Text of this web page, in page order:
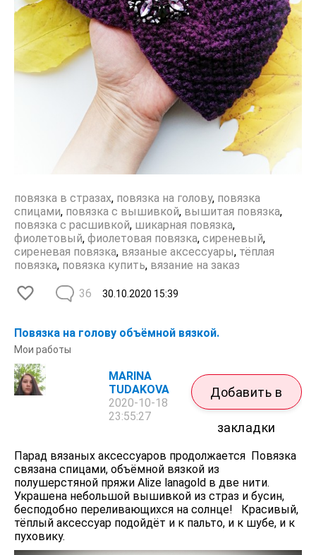
повязка в стразах, повязка на голову, повязка
спицами, повязка с вышивкой, вышитая повязка,
повязка с расшивкой, шикарная повязка,
фиолетовый, фиолетовая повязка, сиреневый,
сиреневая повязка, вязаные аксессуары, тёплая
повязка, повязка купить, вязание на заказ
30.10.2020 15:39
36
Повязка на голову объёмной вязкой.
Мои работы
MARINA
TUDAKOVA
2020-10-18
23:55:27
Добавить в
закладки
Парад вязаных аксессуаров продолжается Повязка
связана спицами, объёмной вязкой из
полушерстяной пряжи Alize lanagold в две нити.
Украшена небольшой вышивкой из страз и бусин,
бесподобно переливающихся на солнце! Красивый,
тёплый аксессуар подойдёт и к пальто, и к шубе, и к
пуховику.